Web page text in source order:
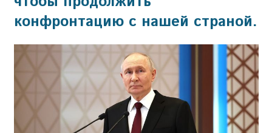
конфронтацию с нашей страной.